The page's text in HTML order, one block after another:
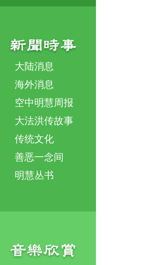
大陆消息
海外消息
空中明慧周报
大法洪传故事
传统文化
善恶一念间
明慧丛书